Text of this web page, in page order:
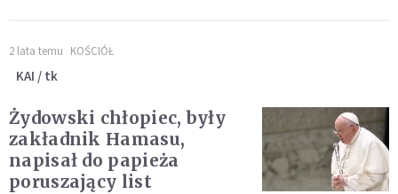
2 lata temu KOŚCIÓŁ
KAI / tk
Żydowski chłopiec, były
zakładnik Hamasu,
napisał do papieża
poruszający list